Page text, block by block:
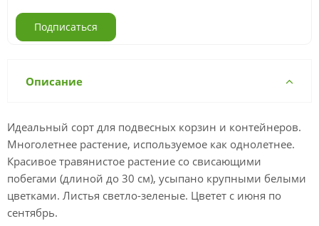
Подписаться
Описание
Идеальный сорт для подвесных корзин и контейнеров.
Многолетнее растение, используемое как однолетнее.
Красивое травянистое растение со свисающими
побегами (длиной до 30 см), усыпано крупными белыми
цветками. Листья светло-зеленые. Цветет с июня по
сентябрь.